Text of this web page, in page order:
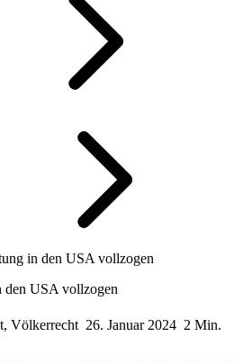
in den USA vollzogen
USA vollzogen
Völkerrecht 26. Januar 2024 2 Min.